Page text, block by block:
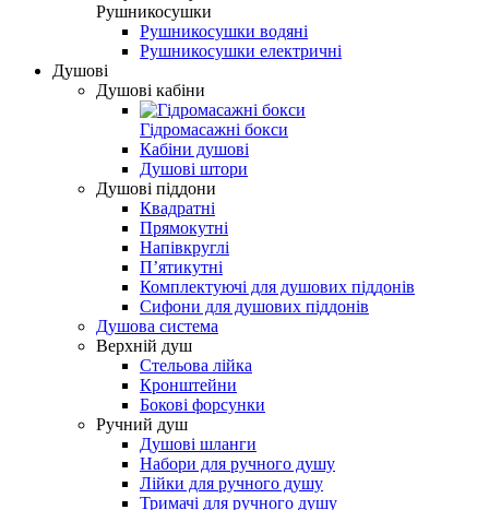
Рушникосушки
Рушникосушки водяні
Рушникосушки електричні
Душові
Душові кабіни
Гідромасажні бокси
Кабіни душові
Душові штори
Душові піддони
Квадратні
Прямокутні
Напівкруглі
Пʼятикутні
Комплектуючі для душових піддонів
Сифони для душових піддонів
Душова система
Верхній душ
Стельова лійка
Кронштейни
Бокові форсунки
Ручний душ
Душові шланги
Набори для ручного душу
Лійки для ручного душу
Тримачі для ручного душу